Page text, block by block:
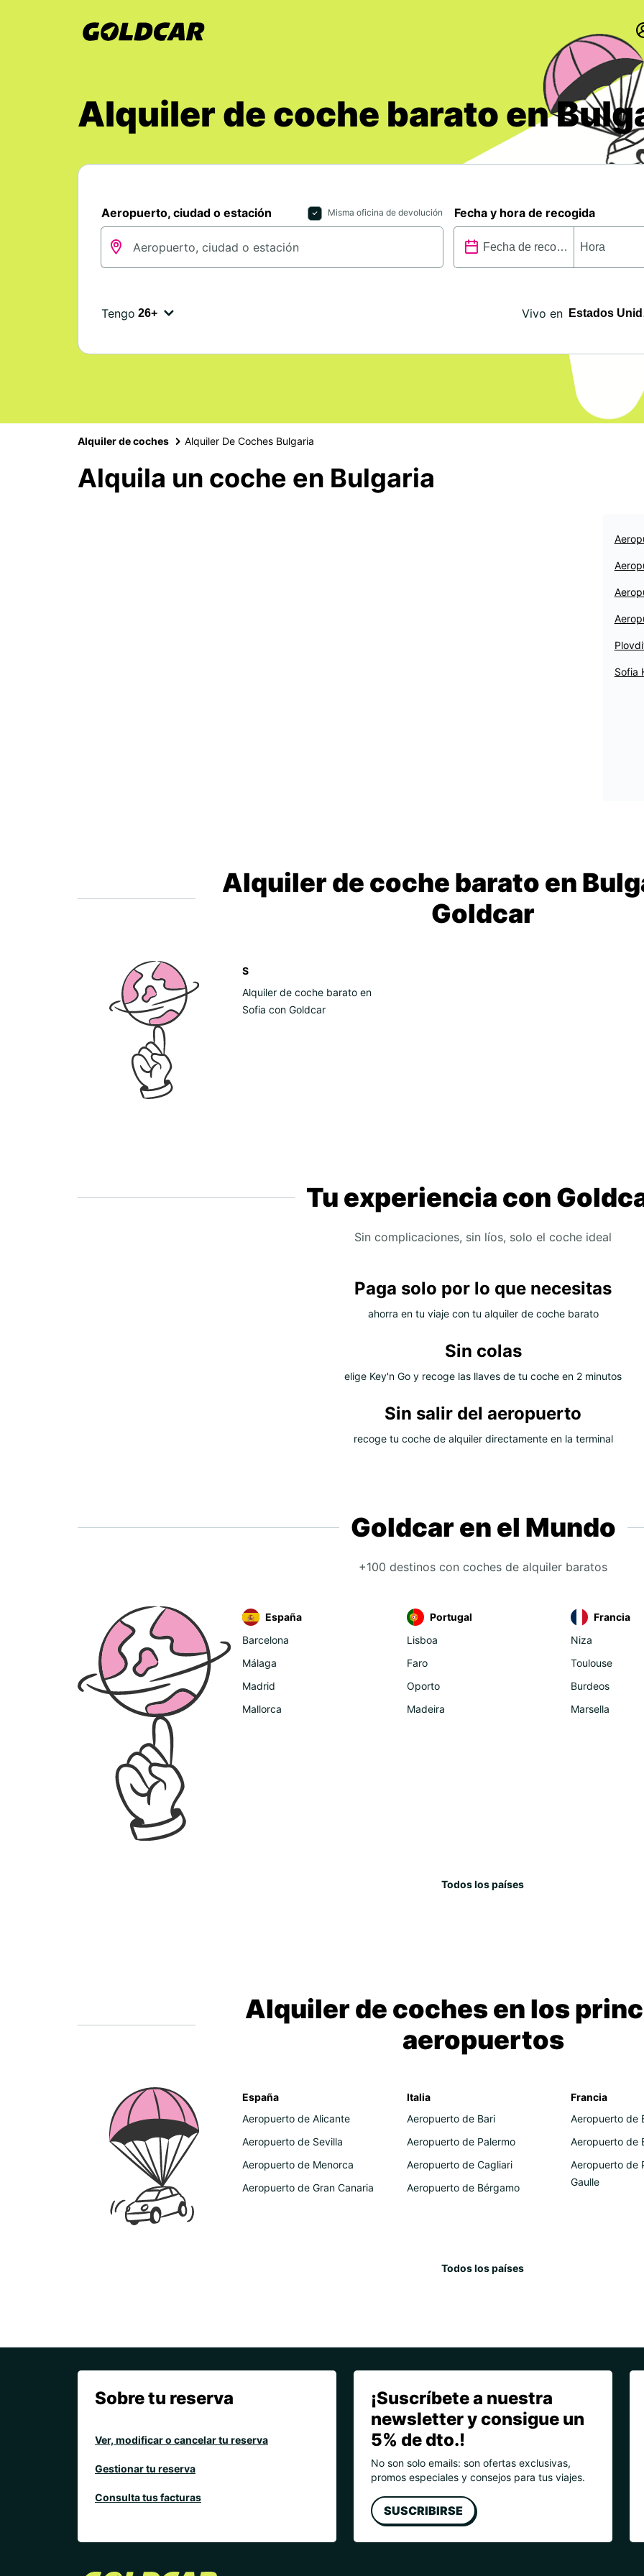
Alquiler de coche barato en
Aeropuerto, ciudad o estación Misma oficina de devolución Fecha y hora de recogida
Tengo Vivo en
Alquiler de coches Alquiler De Coches Bulgaria
Alquila un coche en Bulgaria
Sofia
Alquiler de coche barato en
Goldcar
S
Alquiler de coche barato en
Sofia con Goldcar
Tu experiencia con
Sin complicaciones, sin líos, solo el coche ideal
Paga solo por lo que necesitas
ahorra en tu viaje con tu alquiler de coche barato
Sin colas
elige Key'n Go y recoge las llaves de tu coche en 2 minutos
Sin salir del aeropuerto
recoge tu coche de alquiler directamente en la terminal
Goldcar en el Mundo
+100 destinos con coches de alquiler baratos
España
Barcelona
Málaga
Madrid
Mallorca
Portugal
Lisboa
Faro
Oporto
Madeira
Francia
Niza
Toulouse
Burdeos
Marsella
Todos los países
Alquiler de coches en los
aeropuertos
España
Aeropuerto de Alicante
Aeropuerto de Sevilla
Aeropuerto de Menorca
Aeropuerto de Gran Canaria
Italia
Aeropuerto de Bari
Aeropuerto de Palermo
Aeropuerto de Cagliari
Aeropuerto de Bérgamo
Francia
Aeropuerto de
Aeropuerto de
Aeropuerto de
Gaulle
Todos los países
Sobre tu reserva
Ver, modificar o cancelar tu reserva
Gestionar tu reserva
Consulta tus facturas
¡Suscríbete a nuestra
newsletter y consigue un
5% de dto.!
No son solo emails: son ofertas exclusivas,
promos especiales y consejos para tus viajes.
SUSCRIBIRSE